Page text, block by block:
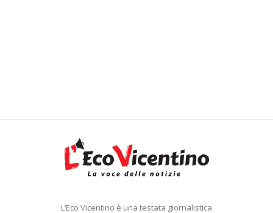
L’Eco Vicentino è una testata giornalistica